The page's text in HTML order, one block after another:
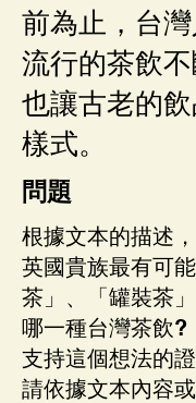
前為止，台
流行的茶飲不
也讓古老的
樣式。
問題
根據文本的描述
英國貴族最有可
茶」、「罐裝茶」
哪一種台灣茶飲?
支持這個想法的
請依據文本內容